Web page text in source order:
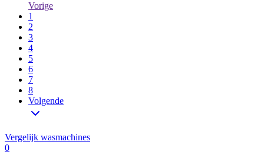
Vorige
1
2
3
4
5
6
7
8
Volgende
Vergelijk wasmachines
0